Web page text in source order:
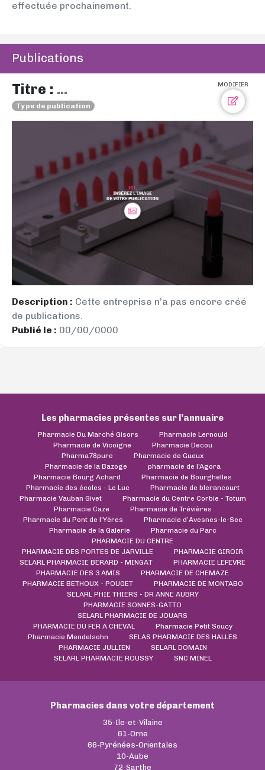
effectuée prochainement.
Publications
MODIFIER
Titre : ...
Type de publication
Description : Cette entreprise n’a pas encore créé
de publications.
Publié le : 00/00/0000
Les pharmacies présentes sur l’annuaire
Pharmacie Du Marché Gisors
Pharmacie Lernould
Pharmacie de Vicoigne
Pharmacie Decou
Pharma78pure
Pharmacie de Gueux
Pharmacie de la Bazoge
pharmacie de l'Agora
Pharmacie Bourg Achard
Pharmacie de Bourghelles
Pharmacie des écoles - Le Luc
Pharmacie de blerancourt
Pharmacie Vauban Givet
Pharmacie du Centre Corbie - Totum
Pharmacie Caze
Pharmacie de Trévières
Pharmacie du Pont de l'Yères
Pharmacie d’Avesnes-le-Sec
Pharmacie de la Galerie
Pharmacie du Parc
PHARMACIE DU CENTRE
PHARMACIE DES PORTES DE JARVILLE
PHARMACIE GIROIR
SELARL PHARMACIE BERARD - MINGAT
PHARMACIE LEFEVRE
PHARMACIE DES 3 AMIS
PHARMACIE DE CHEMAZE
PHARMACIE BETHOUX - POUGET
PHARMACIE DE MONTABO
SELARL PHIE THIERS - DR ANNE AUBRY
PHARMACIE SONNES-GATTO
SELARL PHARMACIE DE JOUARS
PHARMACIE DU FER A CHEVAL
Pharmacie Petit Soucy
Pharmacie Mendelsohn
SELAS PHARMACIE DES HALLES
PHARMACIE JULLIEN
SELARL DOMAIN
SELARL PHARMACIE ROUSSY
SNC MINEL
Pharmacies dans votre département
35-Ile-et-Vilaine
61-Orne
66-Pyrénées-Orientales
10-Aube
72-Sarthe